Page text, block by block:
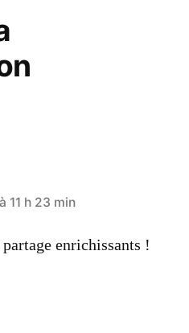
11 h 23 min
enrichissants !